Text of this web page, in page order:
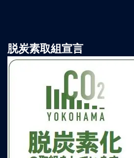
脱炭素取組宣言